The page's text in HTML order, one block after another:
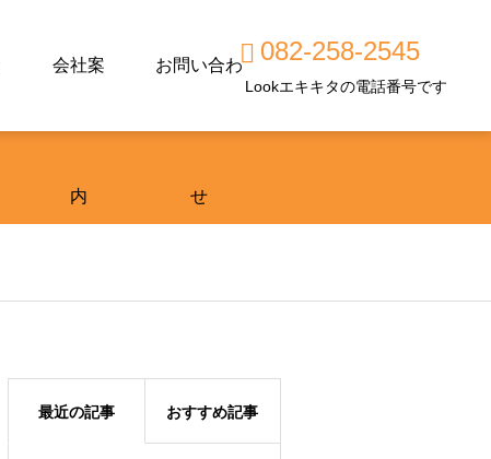
会社案
内
お問い合わ
せ
082-258-2545
Lookエキキタの電話番号です
最近の記事 おすすめ記事